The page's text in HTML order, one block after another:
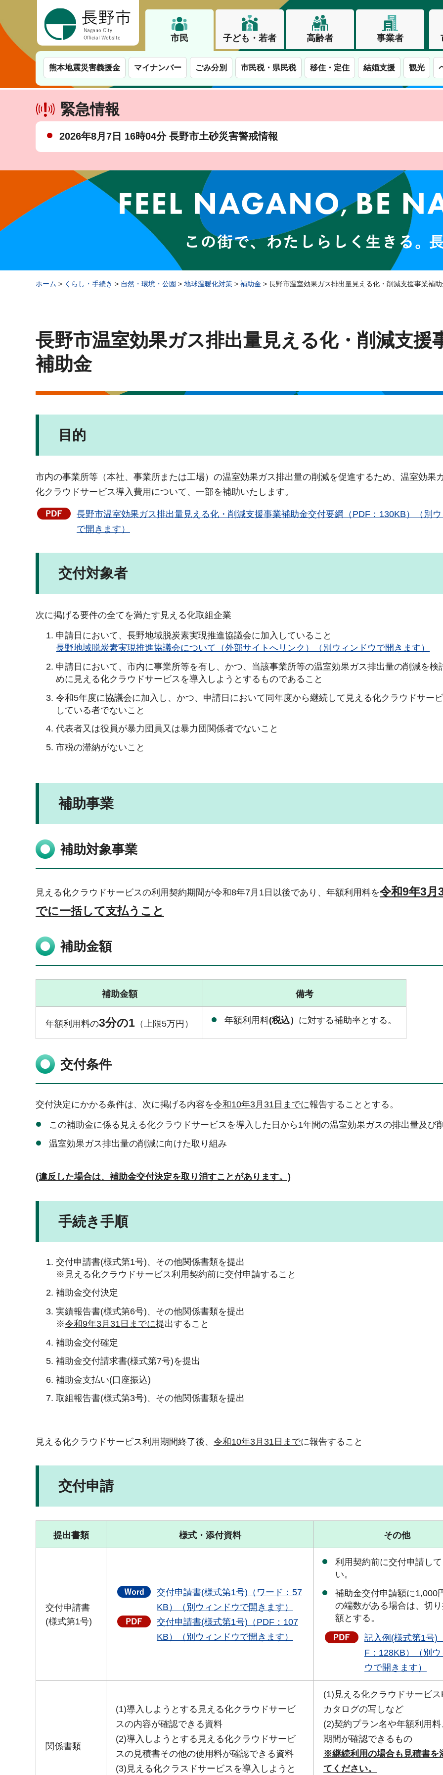
市民 子ども・若者 高齢者 事業者
熊本地震災害義援金 マイナンバー ごみ分別 市民税・県民税 移住・定住 結婚支援 観光
緊急情報
2026年8月7日 16時04分 長野市土砂災害警戒情報
この街で、わたしらしく生きる。長野市
ホーム > くらし・手続き > 自然・環境・公園 > 地球温暖化対策 > 補助金 > 長野市温室効果ガス排出量見える化・削減支援事業補
長野市温室効果ガス排出量見える化・削減支援
補助金
目的
市内の事業所等（本社、事業所または工場）の温室効果ガス排出量の削減を促進するため、温室効果
化クラウドサービス導入費用について、一部を補助いたします。
長野市温室効果ガス排出量見える化・削減支援事業補助金交付要綱（PDF：130KB）（別
で開きます）
交付対象者
次に掲げる要件の全てを満たす見える化取組企業
申請日において、長野地域脱炭素実現推進協議会に加入していること
長野地域脱炭素実現推進協議会について（外部サイトへリンク）（別ウィンドウで開きます）
申請日において、市内に事業所等を有し、かつ、当該事業所等の温室効果ガス排出量の削減を検
めに見える化クラウドサービスを導入しようとするものであること
令和5年度に協議会に加入し、かつ、申請日において同年度から継続して見える化クラウドサー
している者でないこと
代表者又は役員が暴力団員又は暴力団関係者でないこと
市税の滞納がないこと
補助事業
補助対象事業
見える化クラウドサービスの利用契約期間が令和8年7月1日以後であり、年額利用料を令和9年3月
でに一括して支払うこと
補助金額
補助金額 備考
年額利用料の3分の1 （上限5万円） 年額利用料(税込） に対する補助率とする。
交付条件
交付決定にかかる条件は、次に掲げる内容を令和10年3月31日までに報告することとする。
この補助金に係る見える化クラウドサービスを導入した日から1年間の温室効果ガスの排出量及び
温室効果ガス排出量の削減に向けた取り組み
(違反した場合は、補助金交付決定を取り消すことがあります。)
手続き手順
交付申請書(様式第1号)、その他関係書類を提出
※見える化クラウドサービス利用契約前に交付申請すること
補助金交付決定
実績報告書(様式第6号)、その他関係書類を提出
※令和9年3月31日までに提出すること
補助金交付確定
補助金交付請求書(様式第7号)を提出
補助金支払い(口座振込)
取組報告書(様式第3号)、その他関係書類を提出
見える化クラウドサービス利用期間終了後、 令和10年3月31日までに報告すること
交付申請
提出書類 様式・添付資料 その他
交付申請書
(様式第1号)
交付申請書(様式第1号)（ワード：57
KB）（別ウィンドウで開きます）
交付申請書(様式第1号)（PDF：107
KB）（別ウィンドウで開きます）
利用契約前に交付申請し
い。
補助金交付申請額に1,000
の端数がある場合は、切
額とする。
記入例(様式第1号)
F：128KB）（別
ウで開きます）
関係書類
(1)導入しようとする見える化クラウドサービ
スの内容が確認できる資料
(2)導入しようとする見える化クラウドサービ
スの見積書その他の使用料が確認できる資料
(3)見える化クラスドサービスを導入しようと
(1)見える化クラウドサービ
カタログの写しなど
(2)契約プラン名や年額利用
期間が確認できるもの
※継続利用の場合も見積書を
てください。